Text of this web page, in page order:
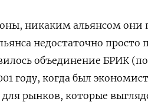
никаким альянсом они
недостаточно
объединение БРИК
году, когда был
рынков, которые